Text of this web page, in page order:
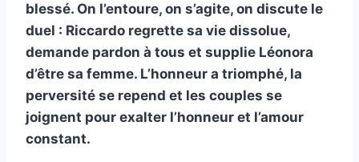
blessé. On l’entoure, on s’agite, on discute le
duel : Riccardo regrette sa vie dissolue,
demande pardon à tous et supplie Léonora
d’être sa femme. L’honneur a triomphé, la
perversité se repend et les couples se
joignent pour exalter l’honneur et l’amour
constant.